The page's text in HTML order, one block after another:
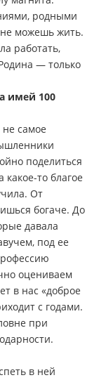
родными
можешь жить.
работать,
— только
имей 100
самое
поделиться
какое-то благое
От
богаче. До
давала
под ее
оцениваем
в нас «доброе
с годами.
при
в ней